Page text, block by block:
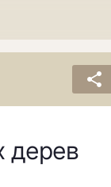
share
дерев